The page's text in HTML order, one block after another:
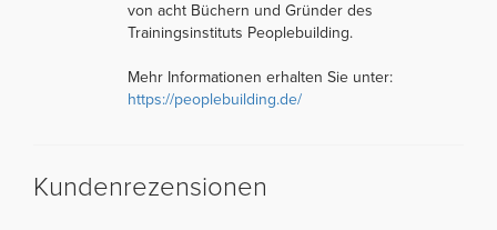
von acht Büchern und Gründer des
Trainingsinstituts Peoplebuilding.
Mehr Informationen erhalten Sie unter:
https://peoplebuilding.de/
Kundenrezensionen